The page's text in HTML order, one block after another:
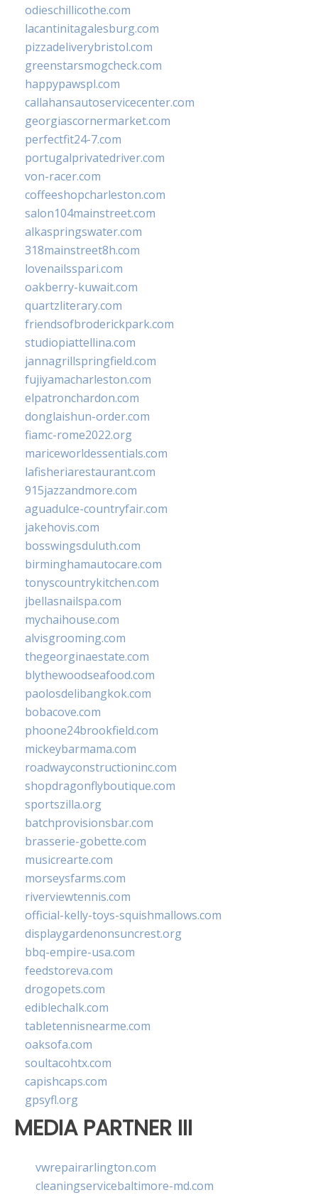
odieschillicothe.com
lacantinitagalesburg.com
pizzadeliverybristol.com
greenstarsmogcheck.com
happypawspl.com
callahansautoservicecenter.com
georgiascornermarket.com
perfectfit24-7.com
portugalprivatedriver.com
von-racer.com
coffeeshopcharleston.com
salon104mainstreet.com
alkaspringswater.com
318mainstreet8h.com
lovenailsspari.com
oakberry-kuwait.com
quartzliterary.com
friendsofbroderickpark.com
studiopiattellina.com
jannagrillspringfield.com
fujiyamacharleston.com
elpatronchardon.com
donglaishun-order.com
fiamc-rome2022.org
mariceworldessentials.com
lafisheriarestaurant.com
915jazzandmore.com
aguadulce-countryfair.com
jakehovis.com
bosswingsduluth.com
birminghamautocare.com
tonyscountrykitchen.com
jbellasnailspa.com
mychaihouse.com
alvisgrooming.com
thegeorginaestate.com
blythewoodseafood.com
paolosdelibangkok.com
bobacove.com
phoone24brookfield.com
mickeybarmama.com
roadwayconstructioninc.com
shopdragonflyboutique.com
sportszilla.org
batchprovisionsbar.com
brasserie-gobette.com
musicrearte.com
morseysfarms.com
riverviewtennis.com
official-kelly-toys-squishmallows.com
displaygardenonsuncrest.org
bbq-empire-usa.com
feedstoreva.com
drogopets.com
ediblechalk.com
tabletennisnearme.com
oaksofa.com
soultacohtx.com
capishcaps.com
gpsyfl.org
MEDIA PARTNER III
vwrepairarlington.com
cleaningservicebaltimore-md.com